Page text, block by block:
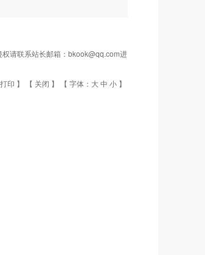
请联系站长邮箱：bkook@qq.com进
打印 】 【 关闭 】 【 字体： 大中 小 】